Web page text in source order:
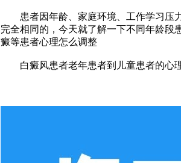
患者因年龄、家庭环境、工作学习压
完全相同的，今天就了解一下不同年龄段
癜等患者心理怎么调整
白癜风患者老年患者到儿童患者的心理